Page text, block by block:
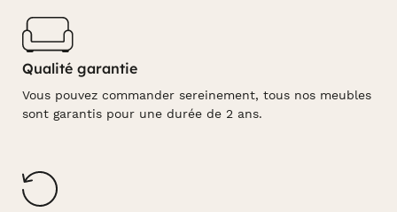
Qualité garantie
Vous pouvez commander sereinement, tous nos meubles
sont garantis pour une durée de 2 ans.